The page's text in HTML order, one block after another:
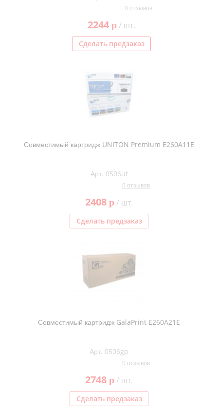
0 отзывов
2244 p/ шт.
Сделать предзаказ
Совместимый картридж UNITON Premium E260A11E
Арт. 0506ut
0 отзывов
2408 p/ шт.
Сделать предзаказ
Совместимый картридж GalaPrint E260A21E
Арт. 0506gp
0 отзывов
2748 p/ шт.
Сделать предзаказ